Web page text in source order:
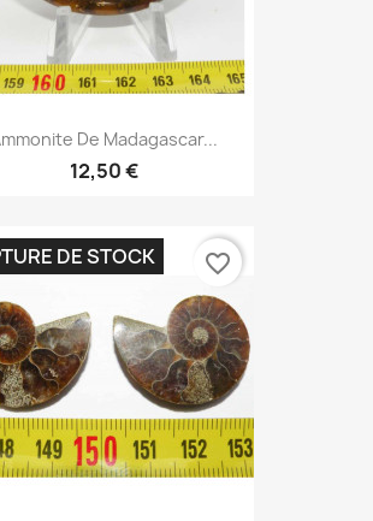
De Madagascar...
12,50 €
DE STOCK favorite_border